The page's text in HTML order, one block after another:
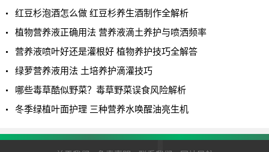
红豆杉泡酒怎么做 红豆杉养生酒制作全解析
植物营养液正确用法 营养液滴土养护与喷洒频率
营养液喷叶好还是灌根好 植物养护技巧全解答
绿萝营养液用法 土培养护滴灌技巧
哪些毒草酷似野菜？毒草野菜误食风险解析
冬季绿植叶面护理 三种营养水唤醒油亮生机